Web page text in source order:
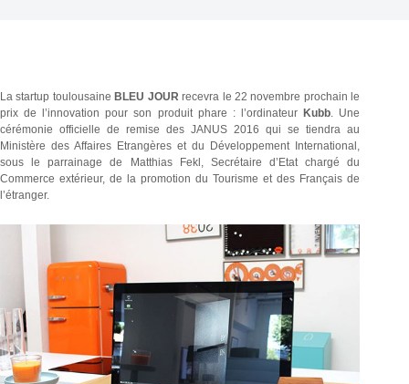
La startup toulousaine BLEU JOUR recevra le 22 novembre prochain le
prix de l’innovation pour son produit phare : l’ordinateur Kubb. Une
cérémonie officielle de remise des JANUS 2016 qui se tiendra au
Ministère des Affaires Etrangères et du Développement International,
sous le parrainage de Matthias Fekl, Secrétaire d’Etat chargé du
Commerce extérieur, de la promotion du Tourisme et des Français de
l’étranger.